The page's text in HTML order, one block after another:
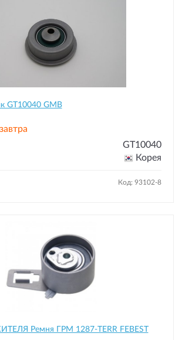
GT10040 GMB
GT10040
Корея
Код: 93102-8
Ремня ГРМ 1287-TERR FEBEST